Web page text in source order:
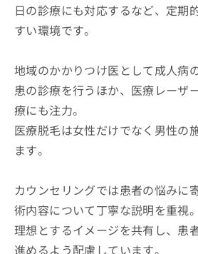
日の診療にも対応するなど、定期
すい環境です。
地域のかかりつけ医として成人病
患の診療を行うほか、医療レーザ
療にも注力。
医療脱毛は女性だけでなく男性の
ます。
カウンセリングでは患者の悩みに
術内容について丁寧な説明を重視。
理想とするイメージを共有し、患
進めるよう配慮しています。